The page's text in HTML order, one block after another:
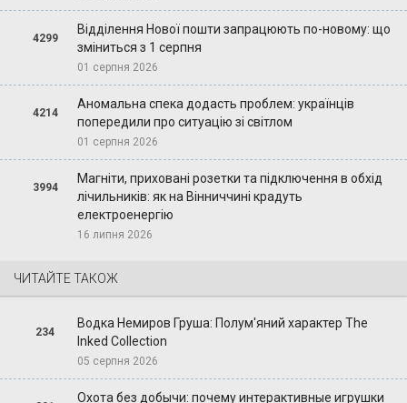
4299
Відділення Нової пошти запрацюють по-новому: що
зміниться з 1 серпня
01 серпня 2026
4214
Аномальна спека додасть проблем: українців
попередили про ситуацію зі світлом
01 серпня 2026
3994
Магніти, приховані розетки та підключення в обхід
лічильників: як на Вінниччині крадуть
електроенергію
16 липня 2026
ЧИТАЙТЕ ТАКОЖ
234
Водка Немиров Груша: Полум'яний характер The
Inked Collection
05 серпня 2026
Охота без добычи: почему интерактивные игрушки